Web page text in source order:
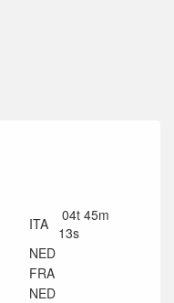
ITA
04t 45m
13s
NED
FRA
NED